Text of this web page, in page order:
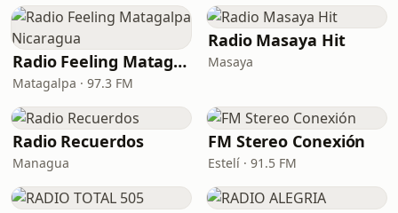
Radio Feeling Matagalpa Nicaragua
Matagalpa · 97.3 FM
Radio Masaya Hit
Masaya
Radio Recuerdos
Managua
FM Stereo Conexión
Estelí · 91.5 FM